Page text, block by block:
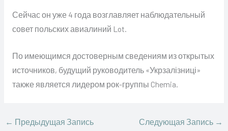
Сейчас он уже 4 года возглавляет наблюдательный
совет польских авиалиний Lot.
По имеющимся достоверным сведениям из открытых
источников, будущий руководитель «Укрзалізниці»
также является лидером рок-группы Chemia.
← Предыдущая Запись Следующая Запись →